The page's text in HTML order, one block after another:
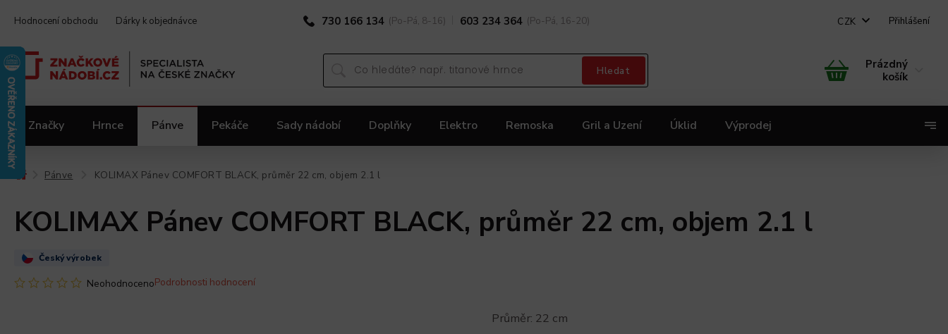
730 166 134 (Po-Pá, 8-16) 603 234 364 (Po-Pá, 16-20)
Hodnocení obchodu Dárky k objednávce CZK Přihlášení
Hledat
Prázdný
košík
Značky Hrnce Pánve Pekáče Sady nádobí Doplňky Elektro Remoska Gril a Uzení Úklid Výprodej
Pánve KOLIMAX Pánev COMFORT BLACK, průměr 22 cm, objem 2.1 l
KOLIMAX Pánev COMFORT BLACK, průměr 22 cm, objem 2.1 l
Český výrobek
NeohodnocenoPodrobnosti hodnocení
Průměr: 22 cm